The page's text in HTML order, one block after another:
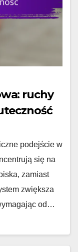
ruchy
podejście w
się na
zamiast
zwiększa
od…